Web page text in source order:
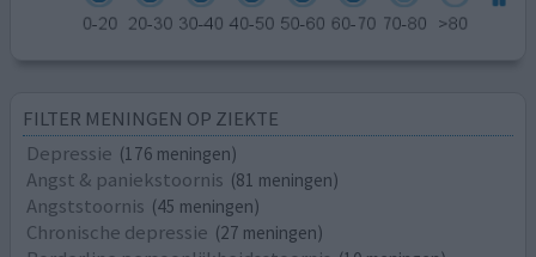
FILTER MENINGEN OP ZIEKTE
Depressie (176 meningen)
Angst & paniekstoornis (81 meningen)
Angststoornis (45 meningen)
Chronische depressie (27 meningen)